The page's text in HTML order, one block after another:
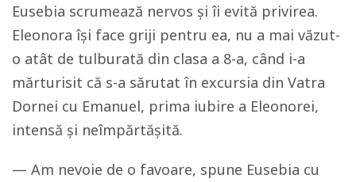
Eusebia scrumează nervos și îi evită privirea.
Eleonora își face griji pentru ea, nu a mai văzut-
o atât de tulburată din clasa a 8-a, când i-a
mărturisit că s-a sărutat în excursia din Vatra
Dornei cu Emanuel, prima iubire a Eleonorei,
intensă și neîmpărtășită.
— Am nevoie de o favoare, spune Eusebia cu